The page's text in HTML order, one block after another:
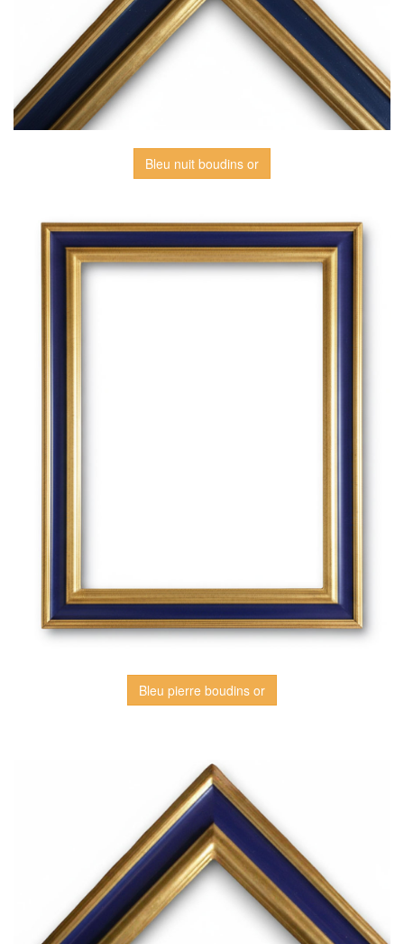
Bleu nuit boudins or
Bleu pierre boudins or